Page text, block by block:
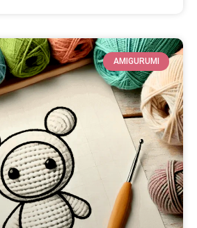
AMIGURUMI